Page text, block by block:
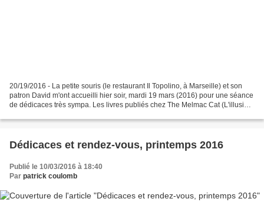
20/19/2016 - La petite souris (le restaurant Il Topolino, à Marseille) et son
patron David m'ont accueilli hier soir, mardi 19 mars (2016) pour une séance
de dédicaces très sympa. Les livres publiés chez The Melmac Cat (L'illusion
Dédicaces et rendez-vous, printemps 2016
Publié le 10/03/2016 à 18:40
Par patrick coulomb